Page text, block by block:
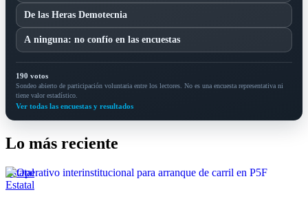
De las Heras Demotecnia
A ninguna: no confío en las encuestas
190 votos
Sondeo abierto de participación voluntaria entre los lectores. No es una encuesta representativa ni
tiene valor estadístico.
Ver todas las encuestas y resultados
Lo más reciente
Estatal
Estatal